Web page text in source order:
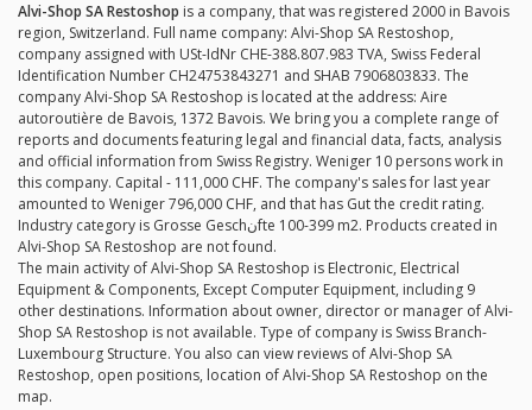
Alvi-Shop SA Restoshop is a company, that was registered 2000 in Bavois
region, Switzerland. Full name company: Alvi-Shop SA Restoshop,
company assigned with USt-IdNr CHE-388.807.983 TVA, Swiss Federal
Identification Number CH24753843271 and SHAB 7906803833. The
company Alvi-Shop SA Restoshop is located at the address: Aire
autoroutière de Bavois, 1372 Bavois. We bring you a complete range of
reports and documents featuring legal and financial data, facts, analysis
and official information from Swiss Registry. Weniger 10 persons work in
this company. Capital - 111,000 CHF. The company's sales for last year
amounted to Weniger 796,000 CHF, and that has Gut the credit rating.
Industry category is Grosse Geschنfte 100-399 m2. Products created in
Alvi-Shop SA Restoshop are not found.
The main activity of Alvi-Shop SA Restoshop is Electronic, Electrical
Equipment & Components, Except Computer Equipment, including 9
other destinations. Information about owner, director or manager of Alvi-
Shop SA Restoshop is not available. Type of company is Swiss Branch-
Luxembourg Structure. You also can view reviews of Alvi-Shop SA
Restoshop, open positions, location of Alvi-Shop SA Restoshop on the
map.